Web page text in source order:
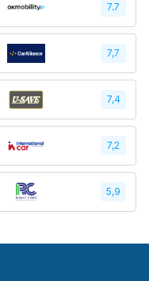
7.7
7,7
7,4
7,2
5,9